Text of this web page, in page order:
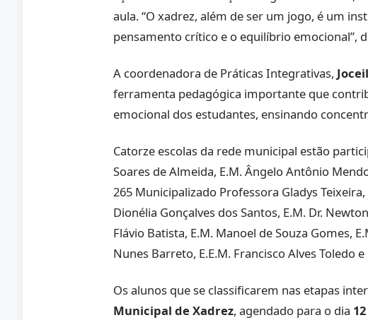
aula. “O xadrez, além de ser um jogo, é um
pensamento crítico e o equilíbrio emocional”,
A coordenadora de Práticas Integrativas,
ferramenta pedagógica importante que
emocional dos estudantes, ensinando
Catorze escolas da rede municipal estão
Soares de Almeida, E.M. Ângelo Antônio
265 Municipalizado Professora Gladys
Dionélia Gonçalves dos Santos, E.M. Dr.
Flávio Batista, E.M. Manoel de Souza Gomes,
Nunes Barreto, E.E.M. Francisco Alves Toledo
Os alunos que se classificarem nas etapas
Municipal de Xadrez, agendado para o dia